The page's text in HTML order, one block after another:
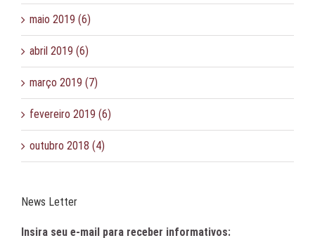
maio 2019 (6)
abril 2019 (6)
março 2019 (7)
fevereiro 2019 (6)
outubro 2018 (4)
News Letter
Insira seu e-mail para receber informativos: